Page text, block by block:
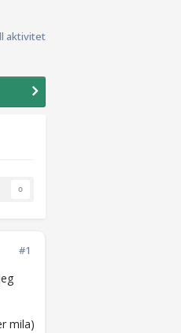
aktivitet
0
#1
mila)